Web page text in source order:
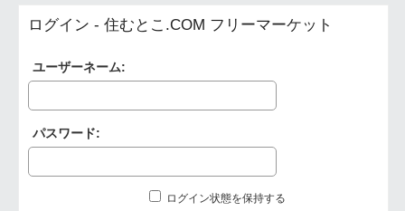
ログイン - 住むとこ.COM フリーマーケット
ユーザーネーム:
パスワード:
ログイン状態を保持する